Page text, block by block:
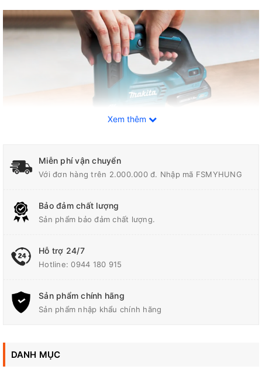
Công Suất/Khả năng Cắt
Trọng Lượng 1.9 - 2.0 kg (4.1- 4.4 lbs.)
Xem thêm
Miễn phí vận chuyển
Với đơn hàng trên 2.000.000 đ. Nhập mã FSMYHUNG
Bảo đảm chất lượng
Sản phẩm bảo đảm chất lượng.
Hỗ trợ 24/7
Hotline:0944 180 915
Sản phẩm chính hãng
Sản phẩm nhập khẩu chính hãng
DANH MỤC